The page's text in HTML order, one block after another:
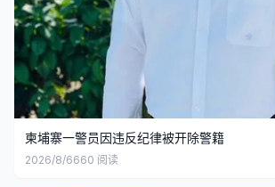
柬埔寨一警员因违反纪律被开除警籍
2026/8/6660 阅读